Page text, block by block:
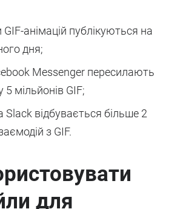
анімацій публікуються на
дня;
Messenger пересилають
мільйонів GIF;
Slack відбувається більше 2
з GIF.
для